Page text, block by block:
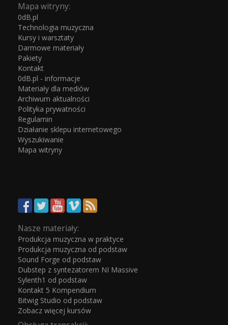
Mapa witryny:
0dB.pl
Technologia muzyczna
Kursy i warsztaty
Darmowe materiały
Pakiety
Kontakt
0dB.pl - informacje
Materiały dla mediów
Archiwum aktualności
Polityka prywatności
Regulamin
Działanie sklepu internetowego
Wyszukiwanie
Mapa witryny
Nasze materiały:
Produkcja muzyczna w praktyce
Produkcja muzyczna od podstaw
Sound Forge od podstaw
Dubstep z syntezatorem NI Massive
Sylenth1 od podstaw
Kontakt 5 Kompendium
Bitwig Studio od podstaw
Zobacz więcej kursów